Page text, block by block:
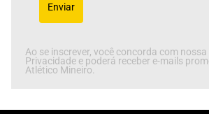
Enviar
Ao se inscrever, você concorda com
Privacidade e poderá receber e-mails
Atlético Mineiro.